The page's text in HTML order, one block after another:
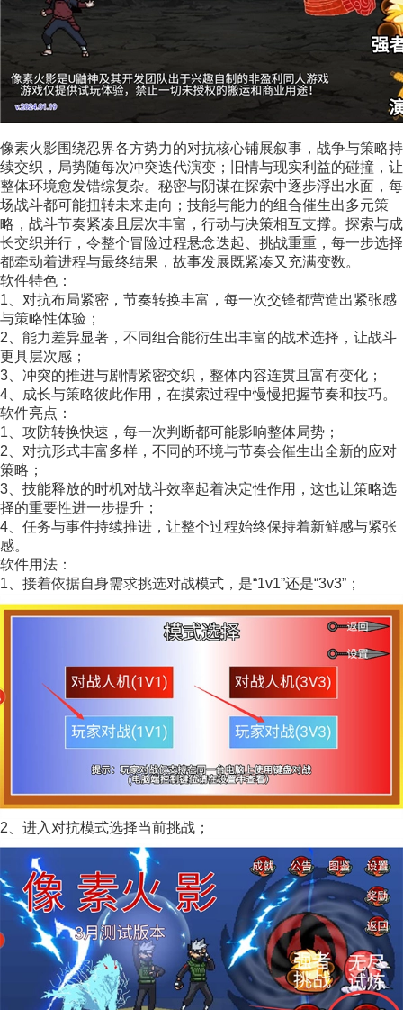
像素火影围绕忍界各方势力的对抗核心铺展叙事，战争与策略持
续交织，局势随每次冲突迭代演变；旧情与现实利益的碰撞，让
整体环境愈发错综复杂。秘密与阴谋在探索中逐步浮出水面，每
场战斗都可能扭转未来走向；技能与能力的组合催生出多元策
略，战斗节奏紧凑且层次丰富，行动与决策相互支撑。探索与成
长交织并行，令整个冒险过程悬念迭起、挑战重重，每一步选择
都牵动着进程与最终结果，故事发展既紧凑又充满变数。
软件特色：
1、对抗布局紧密，节奏转换丰富，每一次交锋都营造出紧张感
与策略性体验；
2、能力差异显著，不同组合能衍生出丰富的战术选择，让战斗
更具层次感；
3、冲突的推进与剧情紧密交织，整体内容连贯且富有变化；
4、成长与策略彼此作用，在摸索过程中慢慢把握节奏和技巧。
软件亮点：
1、攻防转换快速，每一次判断都可能影响整体局势；
2、对抗形式丰富多样，不同的环境与节奏会催生出全新的应对
策略；
3、技能释放的时机对战斗效率起着决定性作用，这也让策略选
择的重要性进一步提升；
4、任务与事件持续推进，让整个过程始终保持着新鲜感与紧张
感。
软件用法：
1、接着依据自身需求挑选对战模式，是“1v1”还是“3v3”；
2、进入对抗模式选择当前挑战；